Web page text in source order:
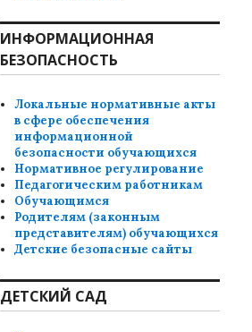
ИНФОРМАЦИОННАЯ
БЕЗОПАСНОСТЬ
Локальные нормативные акты
в сфере обеспечения
информационной
безопасности обучающихся
Нормативное регулирование
Педагогическим работникам
Обучающимся
Родителям (законным
представителям) обучающихся
Детские безопасные сайты
ДЕТСКИЙ САД